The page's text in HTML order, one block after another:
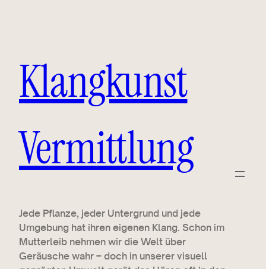
Klangkunst
Vermittlung
Jede Pflanze, jeder Untergrund und jede
Umgebung hat ihren eigenen Klang. Schon im
Mutterleib nehmen wir die Welt über
Geräusche wahr – doch in unserer visuell